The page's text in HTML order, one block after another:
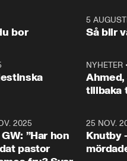
upp i val. Ska vi
så sitter vi förstås
bor
5
Så blir
NYHETER•
Ahmed,
tillbaka
2025
”Har hon
pastor
25 NOV.
Knutby